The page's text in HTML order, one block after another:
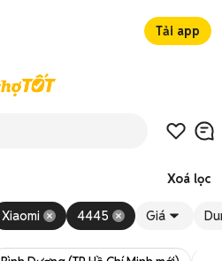
Tải app
Xoá lọc
Xiaomi 4445 Giá